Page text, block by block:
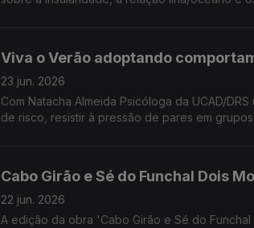
Viva o Verão adoptando
23 jun. 2026
Com Natacha Almeida Psicóloga da UCAD/
de risco, resistir à pressão de pares em
Cabo Girão e Sé do Funchal Dois
22 jun. 2026
A edição da obra 'Cabo Girão e Sé do